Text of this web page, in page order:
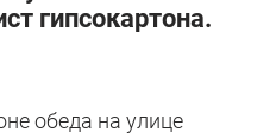
гипсокартона.
обеда на улице